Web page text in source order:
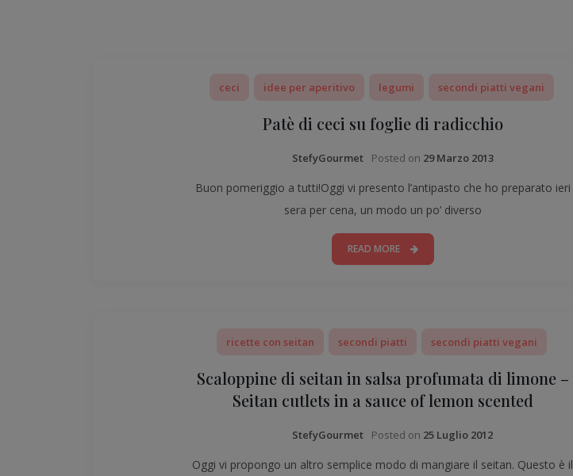
ceci idee per aperitivo legumi secondi piatti vegani
Patè di ceci su foglie di radicchio
StefyGourmet Posted on 29 Marzo 2013
Buon pomeriggio a tutti!Oggi vi presento l’antipasto che ho preparato ieri
sera per cena, un modo un po’ diverso
READ MORE
ricette con seitan secondi piatti secondi piatti vegani
Scaloppine di seitan in salsa profumata di limone –
Seitan cutlets in a sauce of lemon scented
StefyGourmet Posted on 25 Luglio 2012
Oggi vi propongo un altro semplice modo di mangiare il seitan. Questo è il